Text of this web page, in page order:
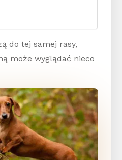
do tej samej rasy,
może wyglądać nieco